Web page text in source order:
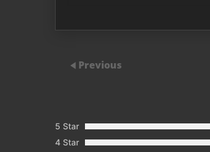
Previous
5 Star
4 Star